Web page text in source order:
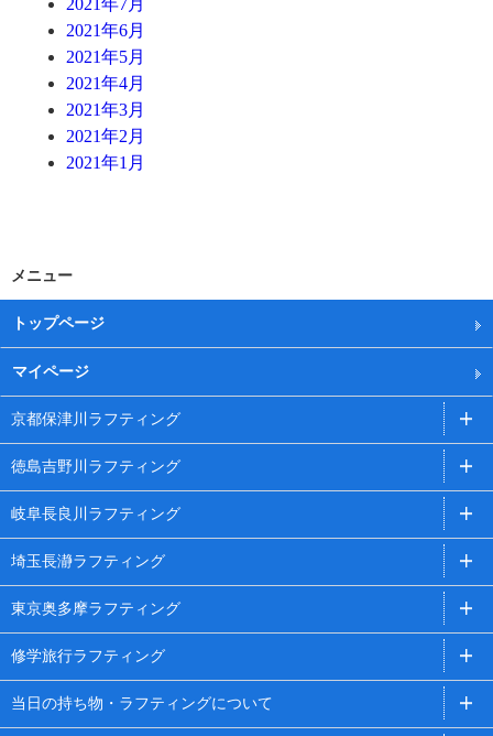
2021年7月
2021年6月
2021年5月
2021年4月
2021年3月
2021年2月
2021年1月
メニュー
トップページ
マイページ
京都保津川ラフティング
徳島吉野川ラフティング
岐阜長良川ラフティング
埼玉長瀞ラフティング
東京奥多摩ラフティング
修学旅行ラフティング
当日の持ち物・ラフティングについて